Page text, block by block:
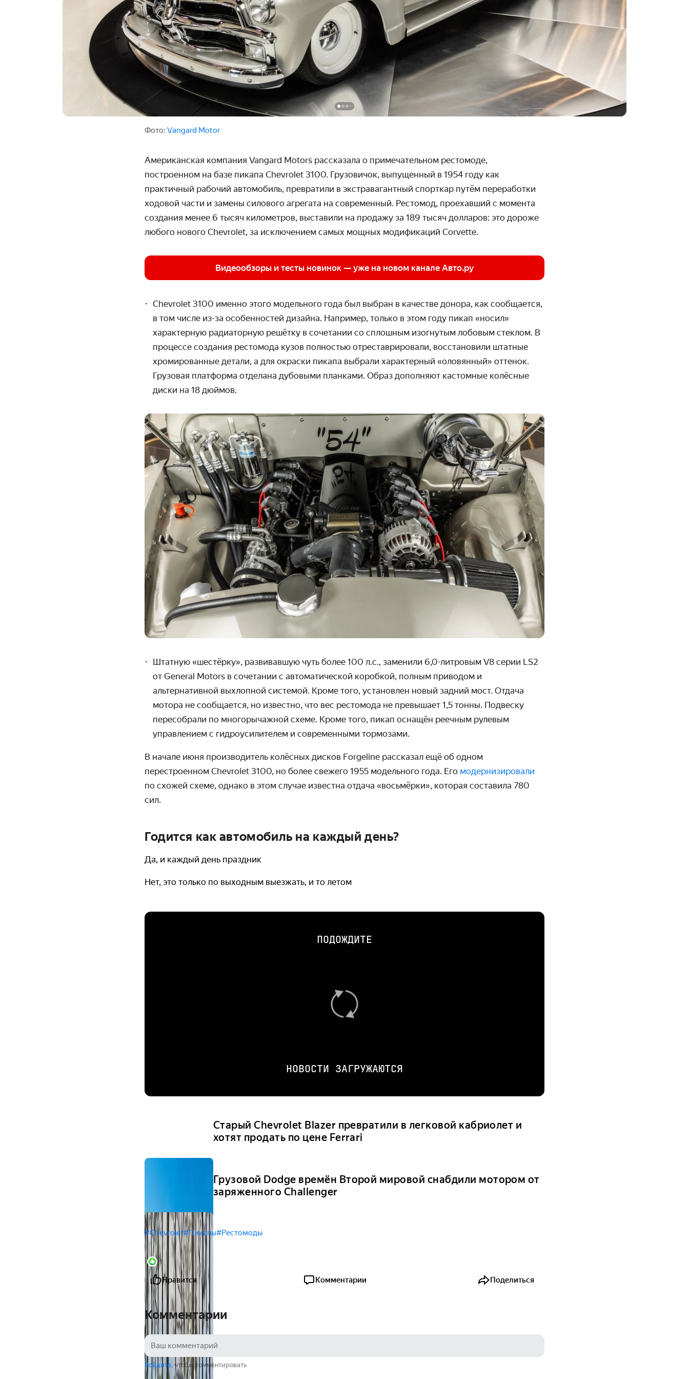
Фото: Vangard Motor
Американская компания Vangard Motors рассказала о примечательном рестомоде,
построенном на базе пикапа Chevrolet 3100. Грузовичок, выпущенный в 1954 году как
практичный рабочий автомобиль, превратили в экстравагантный спорткар путём переработки
ходовой части и замены силового агрегата на современный. Рестомод, проехавший с момента
создания менее 6 тысяч километров, выставили на продажу за 189 тысяч долларов: это дороже
любого нового Chevrolet, за исключением самых мощных модификаций Corvette.
Видеообзоры и тесты новинок — уже на новом канале Авто.ру
Chevrolet 3100 именно этого модельного года был выбран в качестве донора, как сообщается,
в том числе из-за особенностей дизайна. Например, только в этом году пикап «носил»
характерную радиаторную решётку в сочетании со сплошным изогнутым лобовым стеклом. В
процессе создания рестомода кузов полностью отреставрировали, восстановили штатные
хромированные детали, а для окраски пикапа выбрали характерный «оловянный» оттенок.
Грузовая платформа отделана дубовыми планками. Образ дополняют кастомные колёсные
диски на 18 дюймов.
Штатную «шестёрку», развивавшую чуть более 100 л.с., заменили 6,0-литровым V8 серии LS2
от General Motors в сочетании с автоматической коробкой, полным приводом и
альтернативной выхлопной системой. Кроме того, установлен новый задний мост. Отдача
мотора не сообщается, но известно, что вес рестомода не превышает 1,5 тонны. Подвеску
пересобрали по многорычажной схеме. Кроме того, пикап оснащён реечным рулевым
управлением с гидроусилителем и современными тормозами.
В начале июня производитель колёсных дисков Forgeline рассказал ещё об одном
перестроенном Chevrolet 3100, но более свежего 1955 модельного года. Его модернизировали
по схожей схеме, однако в этом случае известна отдача «восьмёрки», которая составила 780
сил.
Годится как автомобиль на каждый день?
Да, и каждый день праздник
Нет, это только по выходным выезжать, и то летом
ПОДОЖДИТЕ
НОВОСТИ ЗАГРУЖАЮТСЯ
Старый Chevrolet Blazer превратили в легковой кабриолет и
хотят продать по цене Ferrari
Грузовой Dodge времён Второй мировой снабдили мотором от
заряженного Challenger
#Chevrolet#Пикапы#Рестомоды
1
Нравится Комментарии Поделиться
Комментарии
Войдите, чтобы комментировать